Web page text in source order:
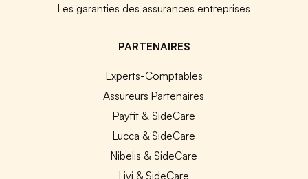
Les garanties des assurances entreprises
PARTENAIRES
Experts-Comptables
Assureurs Partenaires
Payfit & SideCare
Lucca & SideCare
Nibelis & SideCare
Livi & SideCare